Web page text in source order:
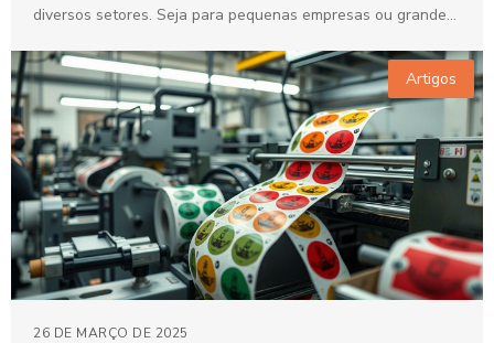
diversos setores. Seja para pequenas empresas ou grandes
Artigos
26 DE MARÇO DE 2025